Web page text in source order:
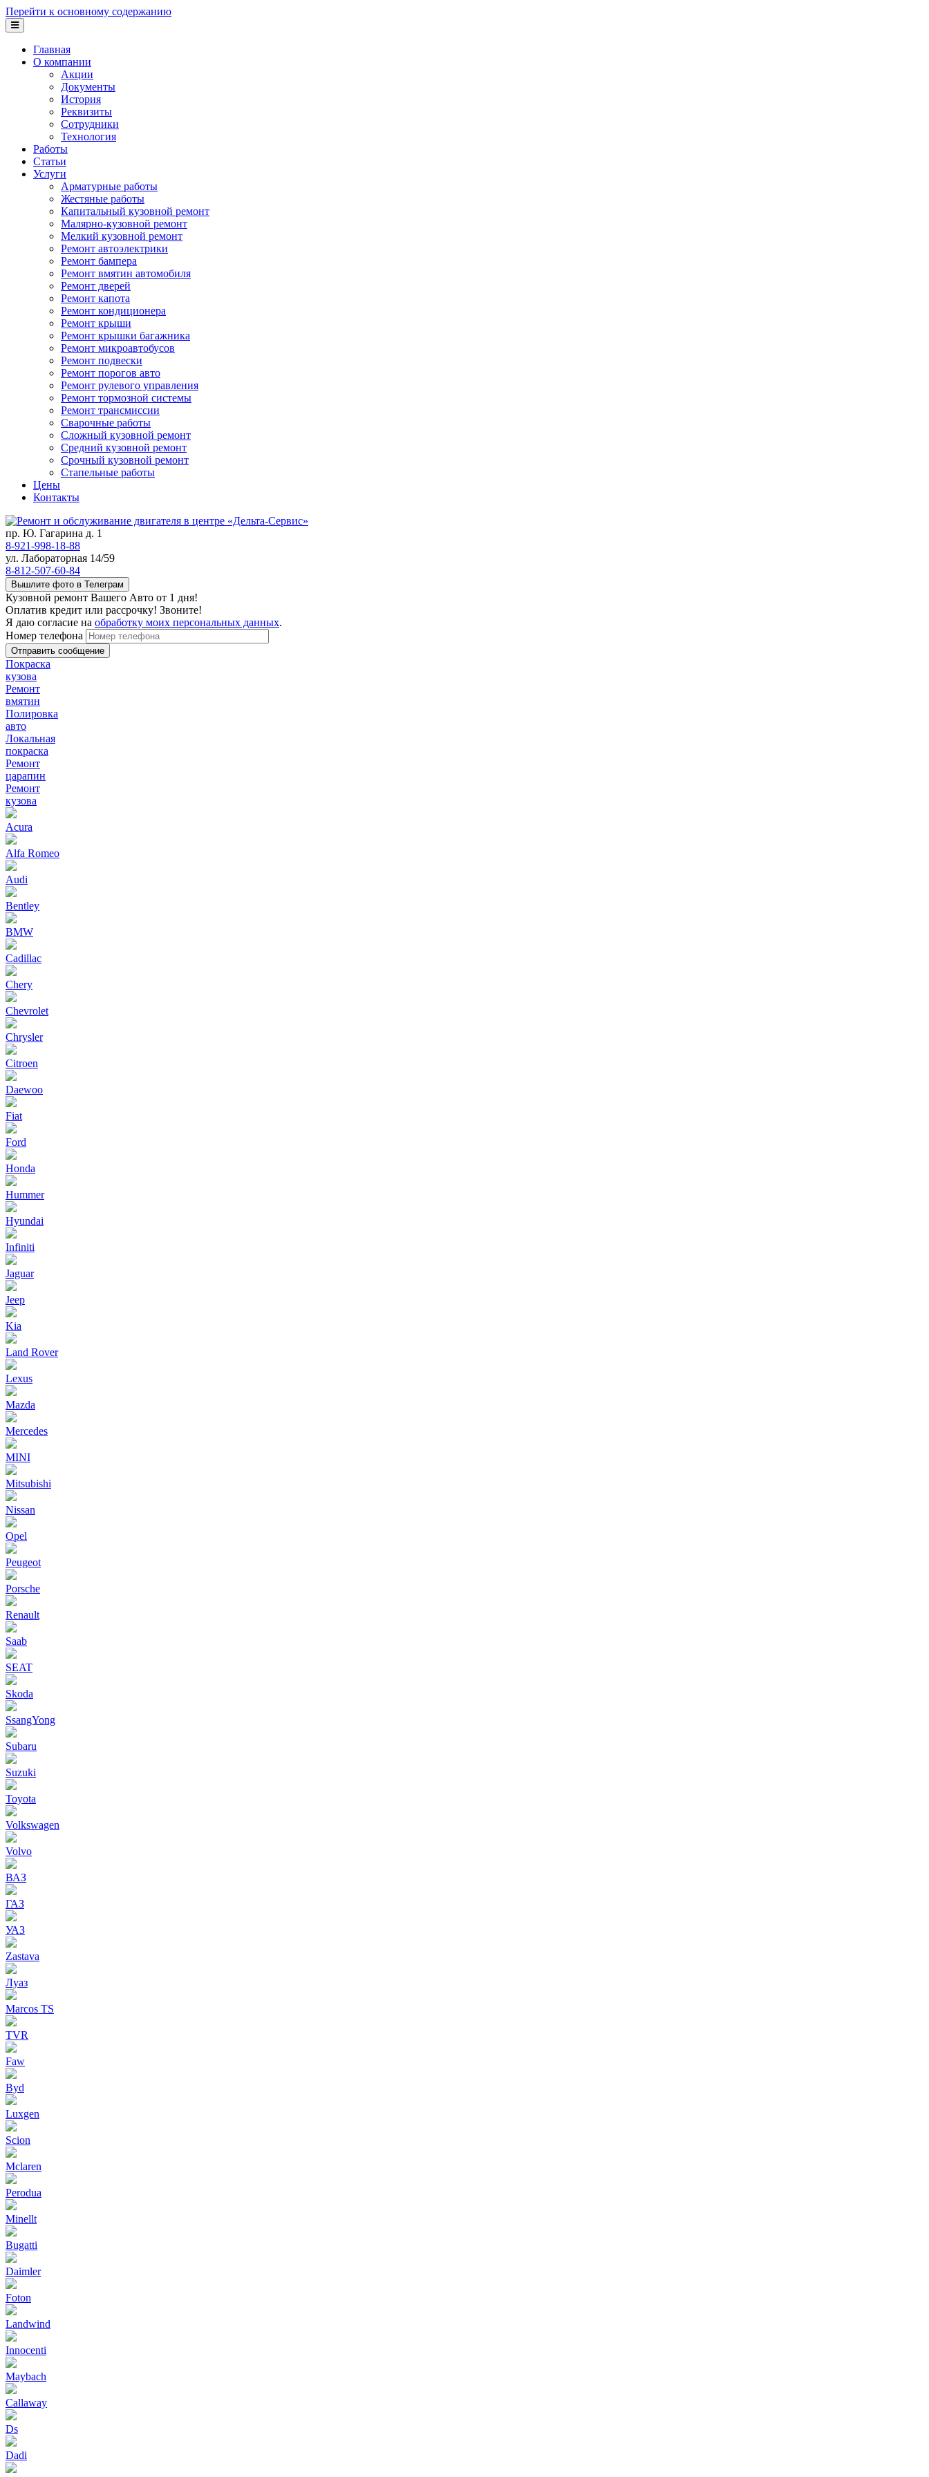
Перейти к основному содержанию
Главная
О компании
Акции
Документы
История
Реквизиты
Сотрудники
Технология
Работы
Статьи
Услуги
Арматурные работы
Жестяные работы
Капитальный кузовной ремонт
Малярно-кузовной ремонт
Мелкий кузовной ремонт
Ремонт автоэлектрики
Ремонт бампера
Ремонт вмятин автомобиля
Ремонт дверей
Ремонт капота
Ремонт кондиционера
Ремонт крыши
Ремонт крышки багажника
Ремонт микроавтобусов
Ремонт подвески
Ремонт порогов авто
Ремонт рулевого управления
Ремонт тормозной системы
Ремонт трансмиссии
Сварочные работы
Сложный кузовной ремонт
Средний кузовной ремонт
Срочный кузовной ремонт
Стапельные работы
Цены
Контакты
пр. Ю. Гагарина д. 1
8-921-998-18-88
ул. Лабораторная 14/59
8-812-507-60-84
Вышлите фото в Телеграм
Кузовной ремонт Вашего Авто от 1 дня!
Оплатив кредит или рассрочку! Звоните!
Я даю согласие на обработку моих персональных данных.
Номер телефона
Покраска
кузова
Ремонт
вмятин
Полировка
авто
Локальная
покраска
Ремонт
царапин
Ремонт
кузова
Acura
Alfa Romeo
Audi
Bentley
BMW
Cadillac
Chery
Chevrolet
Chrysler
Citroen
Daewoo
Fiat
Ford
Honda
Hummer
Hyundai
Infiniti
Jaguar
Jeep
Kia
Land Rover
Lexus
Mazda
Mercedes
MINI
Mitsubishi
Nissan
Opel
Peugeot
Porsche
Renault
Saab
SEAT
Skoda
SsangYong
Subaru
Suzuki
Toyota
Volkswagen
Volvo
ВАЗ
ГАЗ
УАЗ
Zastava
Луаз
Marcos TS
TVR
Faw
Byd
Luxgen
Scion
Mclaren
Perodua
Minellt
Bugatti
Daimler
Foton
Landwind
Innocenti
Maybach
Callaway
Ds
Dadi